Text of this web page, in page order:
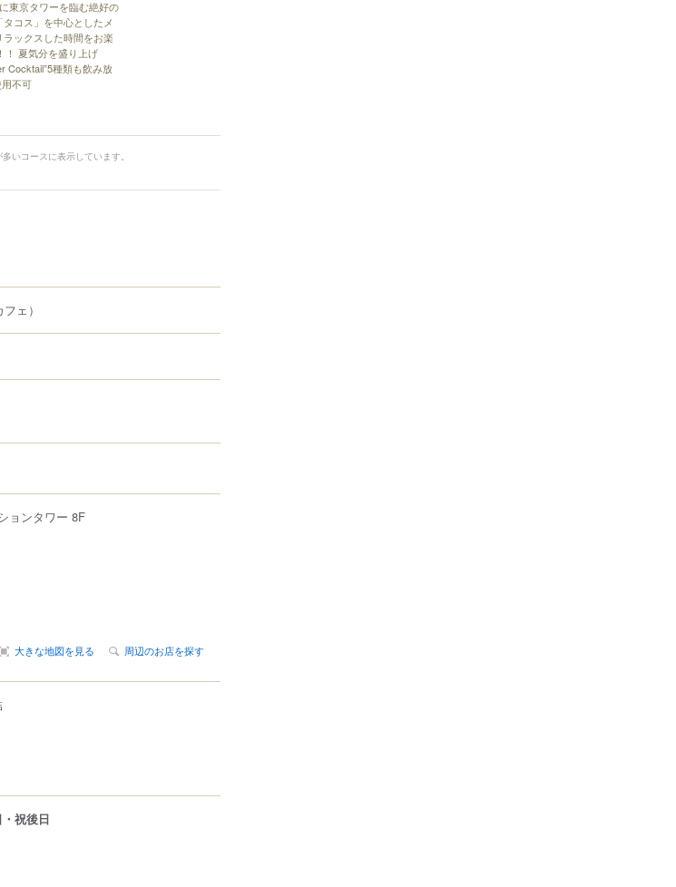
東京タワーを臨む絶好の
コス」を中心としたメ
ックスした時間をお楽
！ 夏気分を盛り上げ
Cocktail”5種類も飲み放
不可
いコースに表示しています。
ェ）
ョンタワー 8F
大きな地図を見る 周辺のお店を探す
祝後日